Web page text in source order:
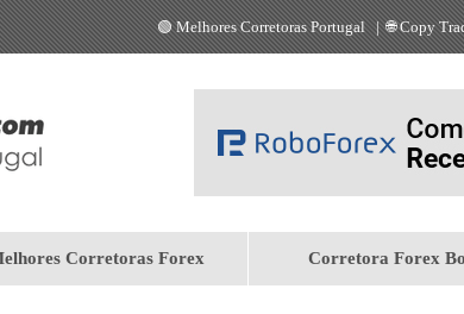
🟢 Melhores Corretoras Portugal| 🌐Copy
Corretoras Forex Corretora Forex